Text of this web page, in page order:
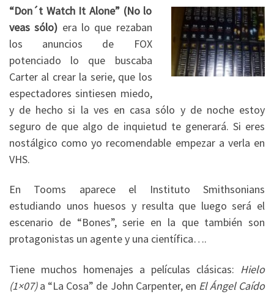
“Don´t Watch It Alone” (No lo
veas sólo) era lo que rezaban
los anuncios de FOX
potenciado lo que buscaba
Carter al crear la serie, que los
espectadores sintiesen miedo,
y de hecho si la ves en casa sólo y de noche estoy
seguro de que algo de inquietud te generará. Si eres
nostálgico como yo recomendable empezar a verla en
VHS.
En Tooms aparece el Instituto Smithsonians
estudiando unos huesos y resulta que luego será el
escenario de “Bones”, serie en la que también son
protagonistas un agente y una científica….
Tiene muchos homenajes a películas clásicas: Hielo
(1×07)a “La Cosa” de John Carpenter, en El Ángel Caído